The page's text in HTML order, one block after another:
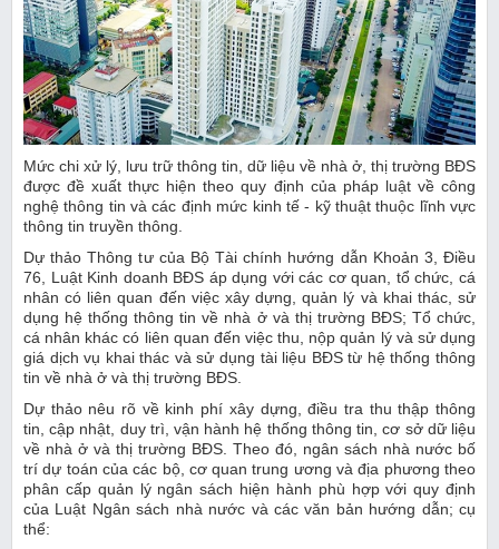
Mức chi xử lý, lưu trữ thông tin, dữ liệu về nhà ở, thị trường BĐS
được đề xuất thực hiện theo quy định của pháp luật về công
nghệ thông tin và các định mức kinh tế - kỹ thuật thuộc lĩnh vực
thông tin truyền thông.
Dự thảo Thông tư của Bộ Tài chính hướng dẫn Khoản 3, Điều
76, Luật Kinh doanh BĐS áp dụng với các cơ quan, tổ chức, cá
nhân có liên quan đến việc xây dựng, quản lý và khai thác, sử
dụng hệ thống thông tin về nhà ở và thị trường BĐS; Tổ chức,
cá nhân khác có liên quan đến việc thu, nộp quản lý và sử dụng
giá dịch vụ khai thác và sử dụng tài liệu BĐS từ hệ thống thông
tin về nhà ở và thị trường BĐS.
Dự thảo nêu rõ về kinh phí xây dựng, điều tra thu thập thông
tin, cập nhật, duy trì, vận hành hệ thống thông tin, cơ sở dữ liệu
về nhà ở và thị trường BĐS. Theo đó, ngân sách nhà nước bố
trí dự toán của các bộ, cơ quan trung ương và địa phương theo
phân cấp quản lý ngân sách hiện hành phù hợp với quy định
của Luật Ngân sách nhà nước và các văn bản hướng dẫn; cụ
thể: